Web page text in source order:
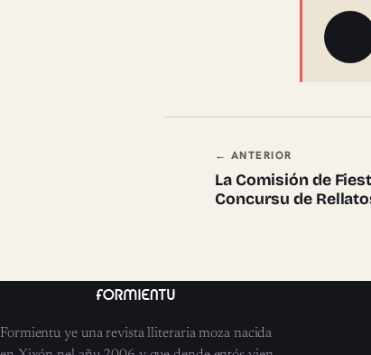
Navegación
← ANTERIOR
La Comisión de
Concursu de
Formientu ye una revista lliteraria moza nacida